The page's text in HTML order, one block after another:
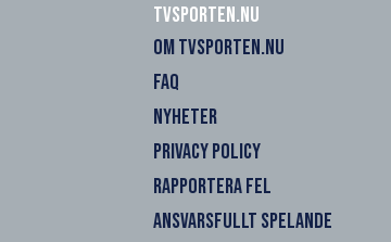
Tvsporten.nu
OM TVSPORTEN.NU
FAQ
NYHETER
PRIVACY POLICY
RAPPORTERA FEL
ANSVARSFULLT SPELANDE